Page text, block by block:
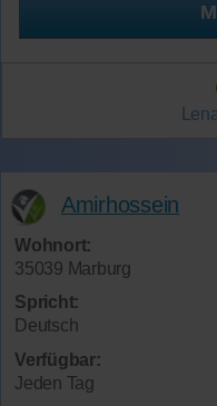
Amirhossein
Wohnort:
35039 Marburg
Spricht:
Deutsch
Verfügbar:
Jeden Tag